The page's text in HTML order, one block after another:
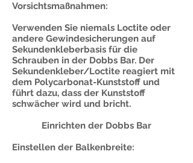
Vorsichtsmaßnahmen:
Verwenden Sie niemals Loctite oder
andere Gewindesicherungen auf
Sekundenkleberbasis für die
Schrauben in der Dobbs Bar. Der
Sekundenkleber/Loctite reagiert mit
dem Polycarbonat-Kunststoff und
führt dazu, dass der Kunststoff
schwächer wird und bricht.
Einrichten der Dobbs Bar
Einstellen der Balkenbreite: